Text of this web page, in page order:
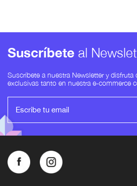
Suscríbete al
Suscríbete a nuestra Newsletter y
exclusivas tanto en nuestra e-commerce